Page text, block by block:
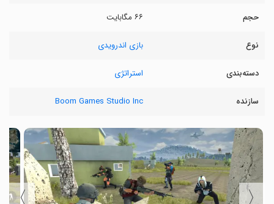
حجم ۶۶ مگابایت
نوع بازی اندرویدی
دسته‌بندی استراتژی
سازنده Boom Games Studio Inc
〈
〉